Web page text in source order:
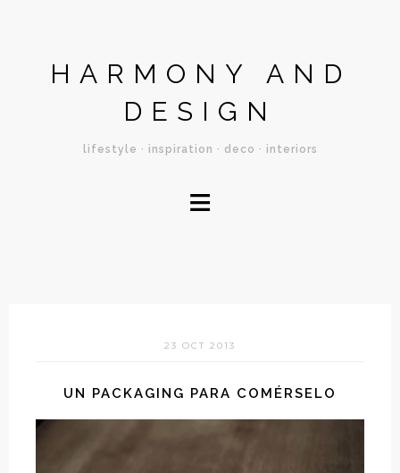
HARMONY AND
DESIGN
lifestyle · inspiration · deco · interiors
≡
23 OCT 2013
UN PACKAGING PARA COMÉRSELO